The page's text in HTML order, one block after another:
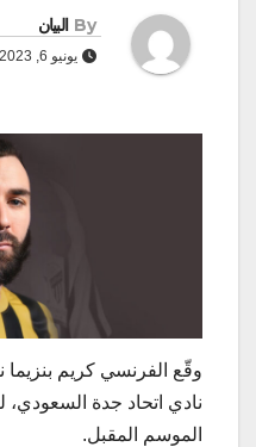
By البيان
يونيو 6, 2023
وقّع الفرنسي كريم
الموسم المقبل.